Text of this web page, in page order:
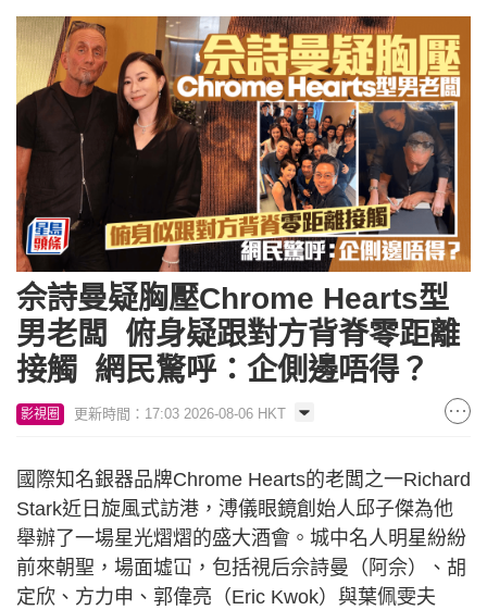
佘詩曼疑胸壓Chrome Hearts型
男老闆 俯身疑跟對方背脊零距離
接觸 網民驚呼：企側邊唔得？
影視圈 更新時間：17:03 2026-08-06 HKT
國際知名銀器品牌Chrome Hearts的老闆之一Richard
Stark近日旋風式訪港，溥儀眼鏡創始人邱子傑為他
舉辦了一場星光熠熠的盛大酒會。城中名人明星紛紛
前來朝聖，場面墟冚，包括視后佘詩曼（阿佘）、胡
定欣、方力申、郭偉亮（Eric Kwok）與葉佩雯夫